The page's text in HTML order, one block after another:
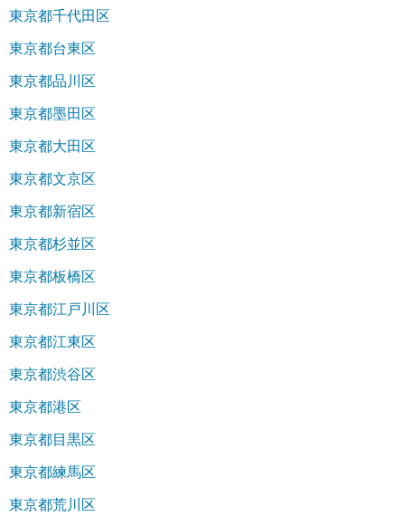
東京都千代田区
東京都台東区
東京都品川区
東京都墨田区
東京都大田区
東京都文京区
東京都新宿区
東京都杉並区
東京都板橋区
東京都江戸川区
東京都江東区
東京都渋谷区
東京都港区
東京都目黒区
東京都練馬区
東京都荒川区